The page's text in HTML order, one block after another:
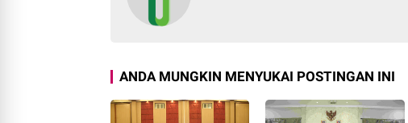
ANDA MUNGKIN MENYUKAI POSTINGAN INI